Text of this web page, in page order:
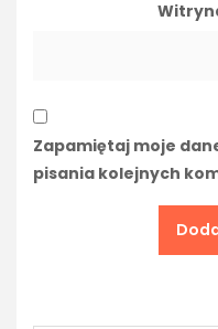
Zapamiętaj moje
pisania kolejnych